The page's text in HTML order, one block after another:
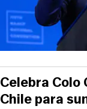
Celebra Colo
Chile para